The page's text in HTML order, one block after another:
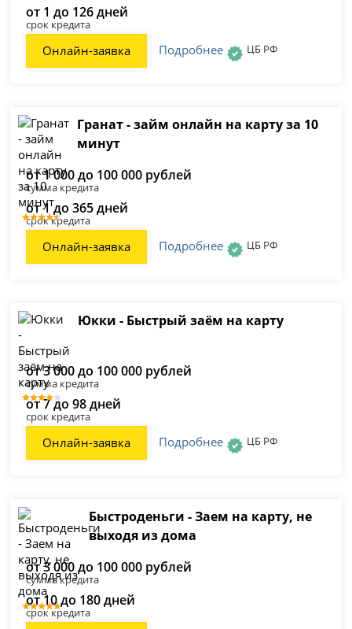
от 1 до 126 дней
срок кредита
Онлайн-заявка Подробнее ЦБ РФ
Гранат - займ онлайн на карту за 10
минут
от 1 000 до 100 000 рублей
сумма кредита
от 1 до 365 дней
срок кредита
Онлайн-заявка Подробнее ЦБ РФ
Юкки - Быстрый заём на карту
от 3 000 до 100 000 рублей
сумма кредита
от 7 до 98 дней
срок кредита
Онлайн-заявка Подробнее ЦБ РФ
Быстроденьги - Заем на карту, не
выходя из дома
от 3 000 до 100 000 рублей
сумма кредита
от 10 до 180 дней
срок кредита